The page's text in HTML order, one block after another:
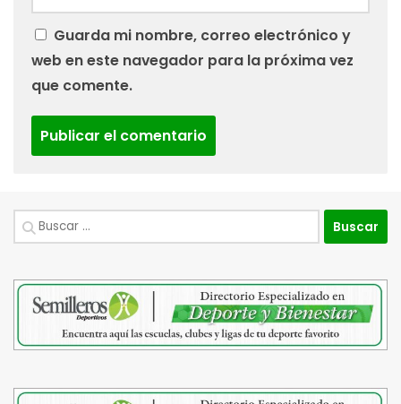
Guarda mi nombre, correo electrónico y
web en este navegador para la próxima vez
que comente.
Buscar: